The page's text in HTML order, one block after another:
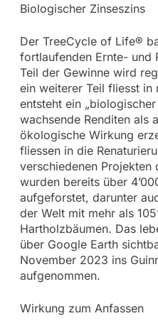
Biologischer Zinseszins
Der TreeCycle of Life®
fortlaufenden Ernte- und
Teil der Gewinne wird
ein weiterer Teil fliesst in
entsteht ein
wachsende Renditen als
ökologische Wirkung
fliessen in die
verschiedenen Projekten
wurden bereits über
aufgeforstet, darunter
der Welt mit mehr als
Hartholzbäumen. Das
über Google Earth
November 2023 ins
aufgenommen.
Wirkung zum Anfassen